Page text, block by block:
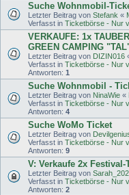
Suche Wohnmobil-
Letzter Beitrag von Stefank «
Verfasst in Ticketbörse - Nur
VERKAUFE: 1x
GREEN CAMPING
Letzter Beitrag von DIZIN016
Verfasst in Ticketbörse - Nur
Antworten: 1
Suche Wohnmobil -
Letzter Beitrag von NinaWie «
Verfasst in Ticketbörse - Nur
Antworten: 4
Suche WoMo Ticket
Letzter Beitrag von
Verfasst in Ticketbörse - Nur
Antworten: 9
V: Verkaufe 2x
Letzter Beitrag von
Verfasst in Ticketbörse - Nur
Antworten: 2